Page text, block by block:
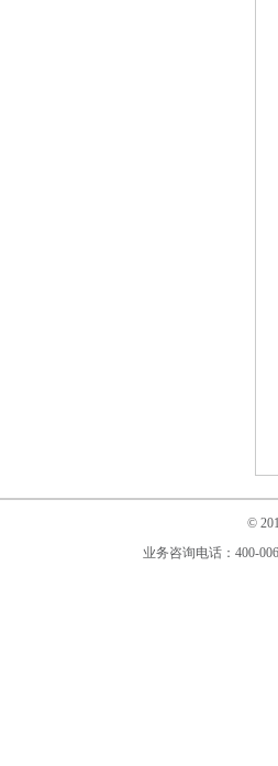
©
业务咨询电话：400-